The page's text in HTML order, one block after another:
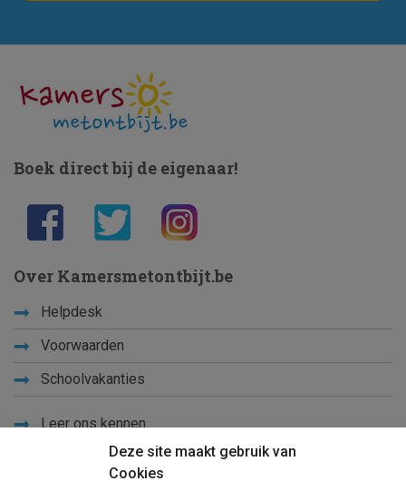
Deze site maakt gebruik van
Cookies
Boek direct bij de eigenaar!
Over Kamersmetontbijt.be
Helpdesk
Voorwaarden
Schoolvakanties
Leer ons kennen